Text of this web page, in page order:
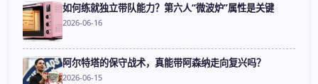
如何练就独立带队能力？第六人“微波炉”属性是关键
2026-06-16
阿尔特塔的保守战术，真能带阿森纳走向复兴吗？
2026-06-15